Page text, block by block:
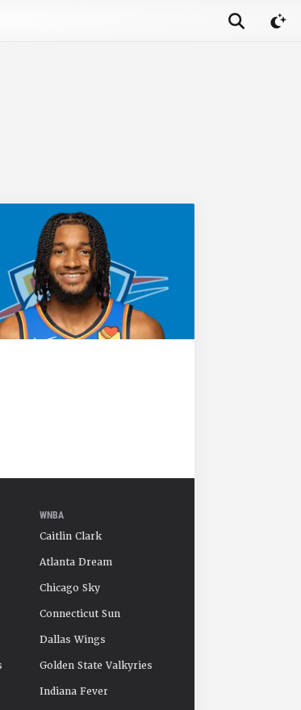
WNBA
Caitlin Clark
Atlanta Dream
Chicago Sky
Connecticut Sun
Dallas Wings
Golden State Valkyries
Indiana Fever